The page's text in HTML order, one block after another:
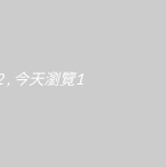
, 今天瀏覽1